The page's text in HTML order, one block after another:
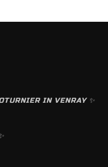
IN VENRAY ✨️